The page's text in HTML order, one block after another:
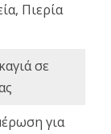
Πιερία
σε
για